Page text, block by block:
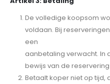
De volledige koopsom
voldaan. Bij
een
aanbetaling verwacht. In
bewijs van de
Betaalt koper niet op tijd,